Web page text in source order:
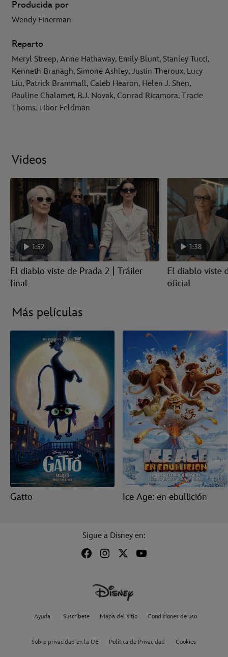
Producida por
Wendy Finerman
Reparto
Meryl Streep, Anne Hathaway, Emily Blunt, Stanley Tucci,
Kenneth Branagh, Simone Ashley, Justin Theroux, Lucy
Liu, Patrick Brammall, Caleb Hearon, Helen J. Shen,
Pauline Chalamet, B.J. Novak, Conrad Ricamora, Tracie
Thoms, Tibor Feldman
Videos
1:52
El diablo viste de Prada 2 | Tráiler
final
1:38
El diablo viste
oficial
Más películas
Gatto Ice Age: en ebullición
Sigue a Disney en:
Ayuda Suscríbete Mapa del sitio Condiciones de uso
Sobre privacidad en la UE Política de Privacidad Cookies